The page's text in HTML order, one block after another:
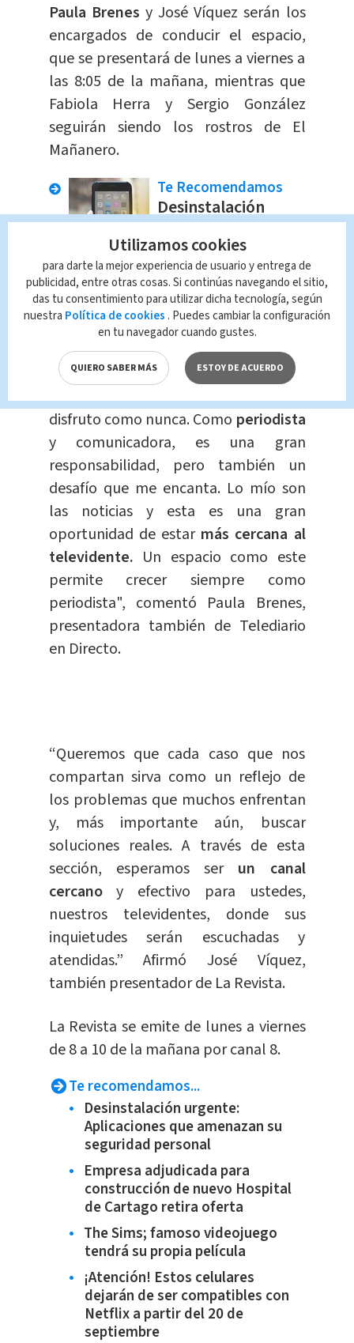
Paula Brenes y José Víquez serán los
encargados de conducir el espacio,
que se presentará de lunes a viernes a
las 8:05 de la mañana, mientras que
Fabiola Herra y Sergio González
seguirán siendo los rostros de El
Mañanero.
Te Recomendamos
Desinstalación
urgente:
Aplicaciones que
amenazan su
seguridad personal
Tendencia Melissa
Hernández
“He visto crecerLa Revistadesde que
inició. Estamos en una etapa que la
disfruto como nunca. Como periodista
y comunicadora, es una gran
responsabilidad, pero también un
desafío que me encanta. Lo mío son
las noticias y esta es una gran
oportunidad de estar más cercana al
televidente. Un espacio como este
permite crecer siempre como
periodista", comentó Paula Brenes,
presentadora también de Telediario
en Directo.
“Queremos que cada caso que nos
compartan sirva como un reflejo de
los problemas que muchos enfrentan
y, más importante aún, buscar
soluciones reales. A través de esta
sección, esperamos ser un canal
cercanoy efectivo para ustedes,
nuestros televidentes, donde sus
inquietudes serán escuchadas y
atendidas.” Afirmó José Víquez,
también presentador de La Revista.
La Revista se emite de lunes a viernes
de 8 a 10 de la mañana por canal 8.
Te recomendamos...
Desinstalación urgente:
Aplicaciones que amenazan su
seguridad personal
Empresa adjudicada para
construcción de nuevo Hospital
de Cartago retira oferta
The Sims; famoso videojuego
tendrá su propia película
¡Atención! Estos celulares
dejarán de ser compatibles con
Netflix a partir del 20 de
septiembre
Utilizamos cookies
para darte la mejor experiencia de usuario y entrega de
publicidad, entre otras cosas. Si continúas navegando el sitio,
das tu consentimiento para utilizar dicha tecnología, según
nuestra Política de cookies . Puedes cambiar la configuración
en tu navegador cuando gustes.
QUIERO SABER MÁS ESTOY DE ACUERDO